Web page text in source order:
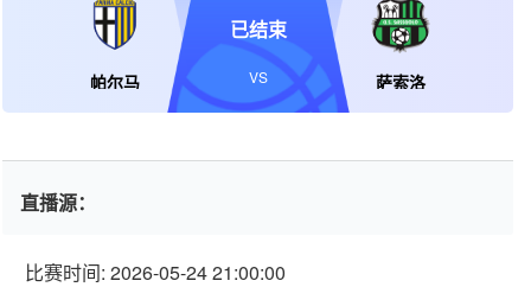
帕尔马 萨索洛
已结束
VS
直播源：
比赛时间: 2026-05-24 21:00:00